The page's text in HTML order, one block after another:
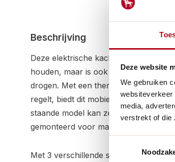
Deze website
We gebruiken
media,
verstrekt of die
Beschrijving
Deze elektrische kachel is de
houden, maar is ook ideaal voor
drogen. Met een thermostaat die
regelt, biedt dit mobiele
staande model kan zelfs met
gemonteerd voor maximale flexibiliteit.
Met 3 verschillende standen - 0 kW,